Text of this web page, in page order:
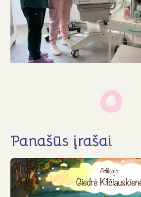
Panašūs įrašai